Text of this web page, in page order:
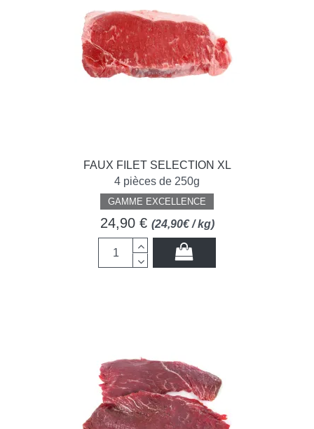
FAUX FILET SELECTION XL
4 pièces de 250g
GAMME EXCELLENCE
24,90 € (24,90€ / kg)